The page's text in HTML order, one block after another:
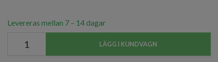
Levereras mellan 7 – 14 dagar
LÄGG I KUNDVAGN